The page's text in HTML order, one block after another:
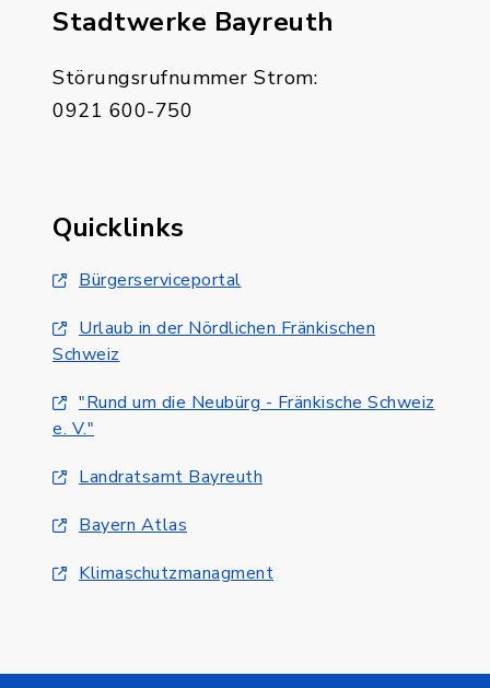
Stadtwerke Bayreuth
Störungsrufnummer Strom:
0921 600-750
Quicklinks
Bürgerserviceportal
Urlaub in der Nördlichen Fränkischen
Schweiz
"Rund um die Neubürg - Fränkische Schweiz
e. V."
Landratsamt Bayreuth
Bayern Atlas
Klimaschutzmanagment